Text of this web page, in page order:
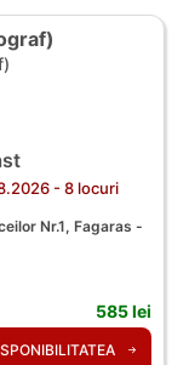
- 8 locuri
Nr.1, Fagaras -
585 lei